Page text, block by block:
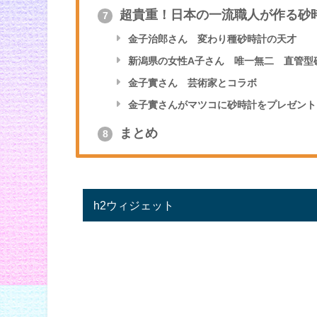
7 超貴重！日本の一流職人が作る砂
金子治郎さん 変わり種砂時計の天才
新潟県の女性A子さん 唯一無二 直管型
金子實さん 芸術家とコラボ
金子實さんがマツコに砂時計をプレゼント
8 まとめ
h2ウィジェット